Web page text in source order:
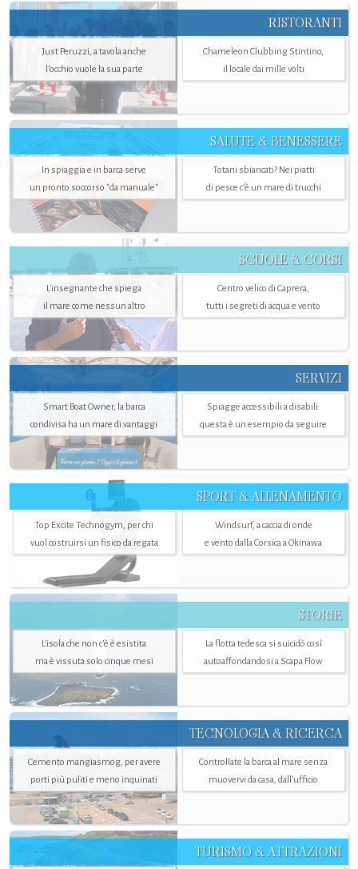
RISTORANTI
Just Peruzzi, a tavola anche
l’occhio vuole la sua parte
Chameleon Clubbing Stintino,
il locale dai mille volti
SALUTE & BENESSERE
In spiaggia e in barca serve
un pronto soccorso "da manuale"
Totani sbiancati? Nei piatti
di pesce c'è un mare di trucchi
SCUOLE & CORSI
L'insegnante che spiega
il mare come nessun altro
Centro velico di Caprera,
tutti i segreti di acqua e vento
SERVIZI
Smart Boat Owner, la barca
condivisa ha un mare di vantaggi
Spiagge accessibili a disabili:
questa è un esempio da seguire
SPORT & ALLENAMENTO
Top Excite Technogym, per chi
vuol costruirsi un fisico da regata
Windsurf, a caccia di onde
e vento dalla Corsica a Okinawa
STORIE
L’isola che non c'è è esistita
ma è vissuta solo cinque mesi
La flotta tedesca si suicidò così
autoaffondandosi a Scapa Flow
TECNOLOGIA & RICERCA
Cemento mangiasmog, per avere
porti più puliti e meno inquinati
Controllate la barca al mare senza
muovervi da casa, dall’ufficio
TURISMO & ATTRAZIONI